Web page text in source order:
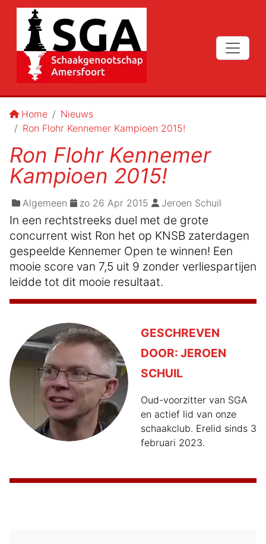
Home
Nieuws
Ron Flohr Kennemer Kampioen 2015!
Ron Flohr Kennemer
Kampioen 2015!
Algemeen zo 26 Apr 2015 Jeroen Schuil
In een rechtstreeks duel met de grote
concurrent wist Ron het op KNSB zaterdagen
gespeelde Kennemer Open te winnen! Een
mooie score van 7,5 uit 9 zonder verliespartijen
leidde tot dit mooie resultaat.
GESCHREVEN
DOOR: JEROEN
SCHUIL
Oud-voorzitter van SGA
en actief lid van onze
schaakclub. Erelid sinds 3
februari 2023.